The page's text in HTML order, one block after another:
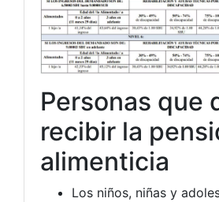
Personas que
recibir la
alimenticia
Los niños, niñas y